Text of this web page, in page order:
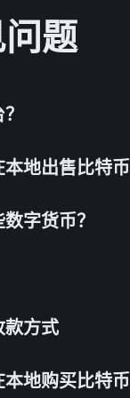
题
地出售比特币
字货币？
款方式
地购买比特币